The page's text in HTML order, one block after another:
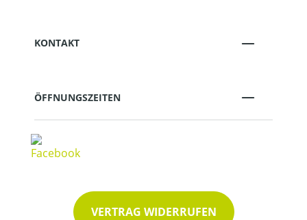
KONTAKT
ÖFFNUNGSZEITEN
VERTRAG WIDERRUFEN